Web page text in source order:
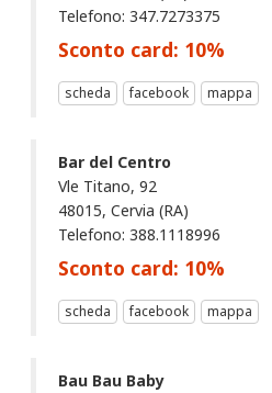
Telefono: 347.7273375
Sconto card: 10%
scheda facebook mappa
Bar del Centro
Vle Titano, 92
48015, Cervia (RA)
Telefono: 388.1118996
Sconto card: 10%
scheda facebook mappa
Bau Bau Baby